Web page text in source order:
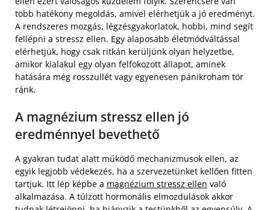
több hatékony megoldás, amivel elérhetjük a jó eredményt.
A rendszeres mozgás, légzésgyakorlatok, hobbi, mind segít
fellépni a stressz ellen. Egy alaposabb életmódváltással
elérhetjük, hogy csak ritkán kerüljünk olyan helyzetbe,
amikor kialakul egy olyan felfokozott állapot, aminek
hatására még rosszullét vagy egyenesen pánikroham tör
ránk.
A magnézium stressz ellen jó
eredménnyel bevethető
A gyakran tudat alatt működő mechanizmusok ellen, az
egyik legjobb védekezés, ha a szervezetünket kellően fitten
tartjuk. Itt lép képbe a magnézium stressz ellen való
alkalmazása. A túlzott hormonális elmozdulások akkor